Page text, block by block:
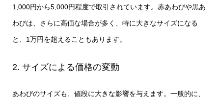
1,000円から5,000円程度で取引されています。赤あわびや黒あ
わびは、さらに高価な場合が多く、特に大きなサイズになる
と、1万円を超えることもあります。
2. サイズによる価格の変動
あわびのサイズも、値段に大きな影響を与えます。一般的に、